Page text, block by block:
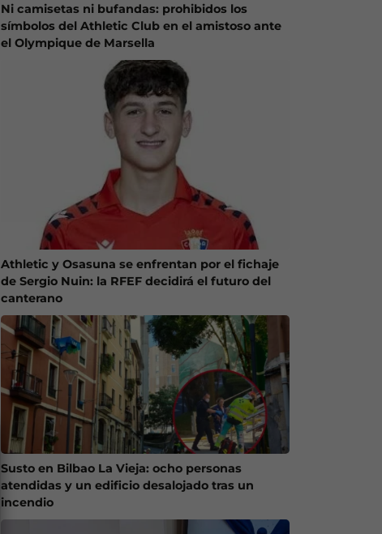
Ni camisetas ni bufandas: prohibidos los
símbolos del Athletic Club en el amistoso ante
el Olympique de Marsella
Athletic y Osasuna se enfrentan por el fichaje
de Sergio Nuin: la RFEF decidirá el futuro del
canterano
Susto en Bilbao La Vieja: ocho personas
atendidas y un edificio desalojado tras un
incendio